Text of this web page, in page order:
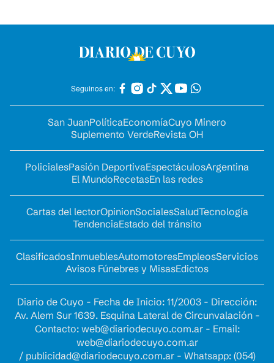
Seguinos en:
San JuanPolíticaEconomíaCuyo Minero
Suplemento VerdeRevista OH
PolicialesPasión DeportivaEspectáculosArgentina
El MundoRecetasEn las redes
Cartas del lectorOpinionSocialesSaludTecnología
TendenciaEstado del tránsito
ClasificadosInmueblesAutomotoresEmpleosServicios
Avisos Fúnebres y MisasEdictos
Diario de Cuyo - Fecha de Inicio: 11/2003 - Dirección:
Av. Alem Sur 1639. Esquina Lateral de Circunvalación -
Contacto: web@diariodecuyo.com.ar- Email:
web@diariodecuyo.com.ar
/ publicidad@diariodecuyo.com.ar- Whatsapp: (054)